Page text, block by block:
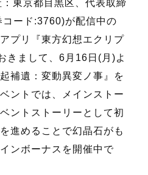
東京都目黒区、代表取締
ード:3760)が配信中の
プリ『東方幻想エクリプ
きまして、6月16日(月)よ
補遺：変動異変ノ事』を
ントでは、メインストー
ントストーリーとして初
進めることで幻晶石がも
ンボーナスを開催中で